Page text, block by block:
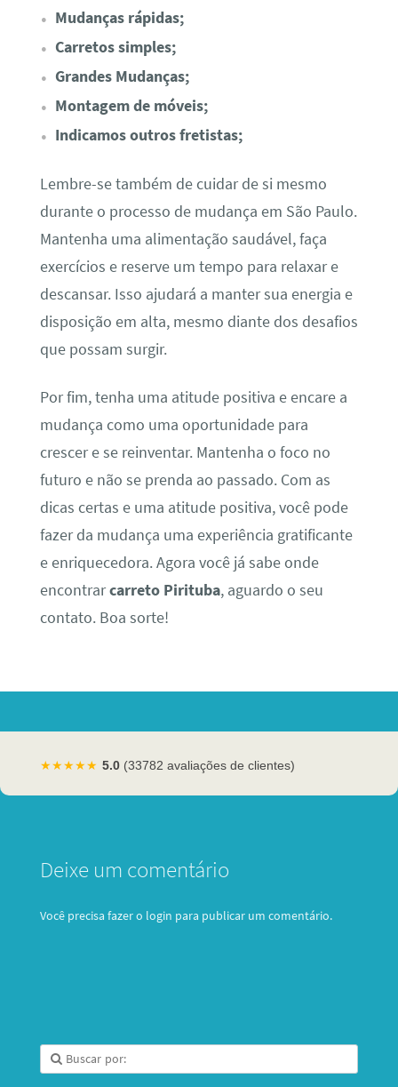
Mudanças rápidas;
Carretos simples;
Grandes Mudanças;
Montagem de móveis;
Indicamos outros fretistas;
Lembre-se também de cuidar de si mesmo
durante o processo de mudança em São Paulo.
Mantenha uma alimentação saudável, faça
exercícios e reserve um tempo para relaxar e
descansar. Isso ajudará a manter sua energia e
disposição em alta, mesmo diante dos desafios
que possam surgir.
Por fim, tenha uma atitude positiva e encare a
mudança como uma oportunidade para
crescer e se reinventar. Mantenha o foco no
futuro e não se prenda ao passado. Com as
dicas certas e uma atitude positiva, você pode
fazer da mudança uma experiência gratificante
e enriquecedora. Agora você já sabe onde
encontrarcarreto Pirituba, aguardo o seu
contato. Boa sorte!
★★★★★ 5.0 (33782 avaliações de clientes)
Deixe um comentário
Você precisa fazer o login para publicar um comentário.